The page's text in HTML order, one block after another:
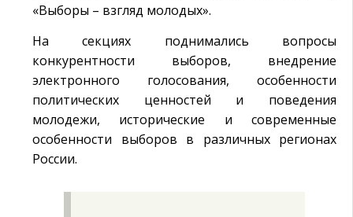
«Выборы – взгляд молодых».
На секциях поднимались вопросы
конкурентности выборов, внедрение
электронного голосования, особенности
политических ценностей и поведения
молодежи, исторические и современные
особенности выборов в различных регионах
России.